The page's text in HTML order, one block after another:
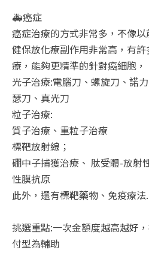
🚑癌症
癌症治療的方式非常多，不像以
健保放化療副作用非常高，有
療，能夠更精準的針對癌細胞，
光子治療:電腦刀、螺旋刀、諾
瑟刀、真光刀
粒子治療:
質子治療、重粒子治療
標靶放射線；
硼中子捕獲治療、 肽受體-放射
性膜抗原
此外，還有標靶藥物、免疫療法
挑選重點:一次金額度越高越好
付型為輔助